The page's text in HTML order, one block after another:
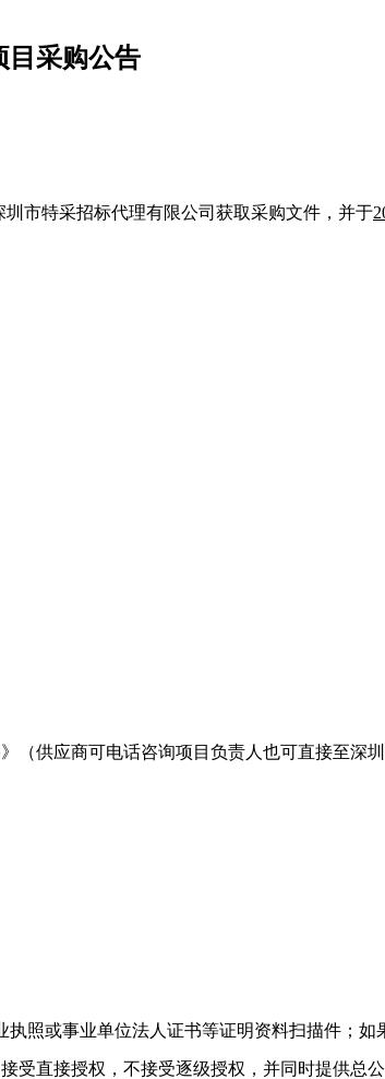
目采购公告
圳市特采招标代理有限公司获取采购文件，并于
供应商可电话咨询项目负责人也可直接至深
照或事业单位法人证书等证明资料扫描件；
直接授权，不接受逐级授权，并同时提供总